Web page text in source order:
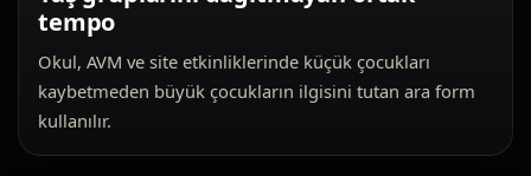
tempo
Okul, AVM ve site etkinliklerinde küçük çocukları
kaybetmeden büyük çocukların ilgisini tutan ara form
kullanılır.